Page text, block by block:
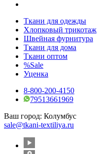
Ткани для одежды
Хлопковый трикотаж
Швейная фурнитура
Ткани для дома
Ткани оптом
%Sale
Уценка
8-800-200-4150
79513661969
Ваш город: Колумбус
sale@tkani-textiliya.ru